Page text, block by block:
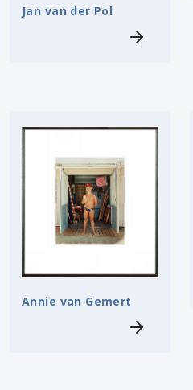
Jan van der Pol
Annie van Gemert